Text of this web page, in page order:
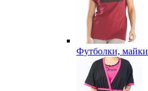
Футболки, майки